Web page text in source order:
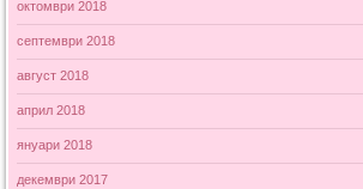
октомври 2018
септември 2018
август 2018
април 2018
януари 2018
декември 2017